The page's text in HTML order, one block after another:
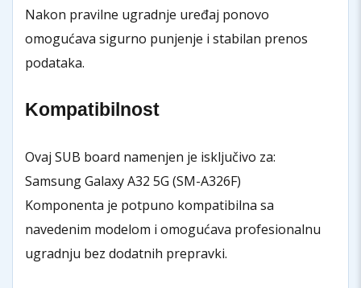
Nakon pravilne ugradnje uređaj ponovo
omogućava sigurno punjenje i stabilan prenos
podataka.
Kompatibilnost
Ovaj SUB board namenjen je isključivo za:
Samsung Galaxy A32 5G (SM-A326F)
Komponenta je potpuno kompatibilna sa
navedenim modelom i omogućava profesionalnu
ugradnju bez dodatnih prepravki.